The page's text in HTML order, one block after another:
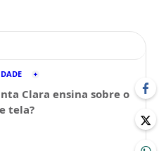
Clara ensina sobre o
tela?